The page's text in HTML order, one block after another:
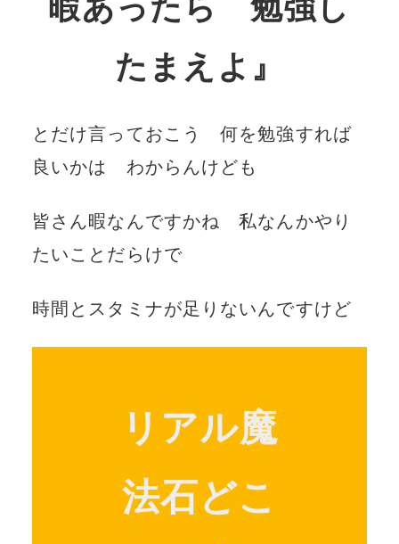
暇あったら 勉強し
たまえよ』
とだけ言っておこう 何を勉強すれば
良いかは わからんけども
皆さん暇なんですかね 私なんかやり
たいことだらけで
時間とスタミナが足りないんですけど
リアル魔
法石どこ